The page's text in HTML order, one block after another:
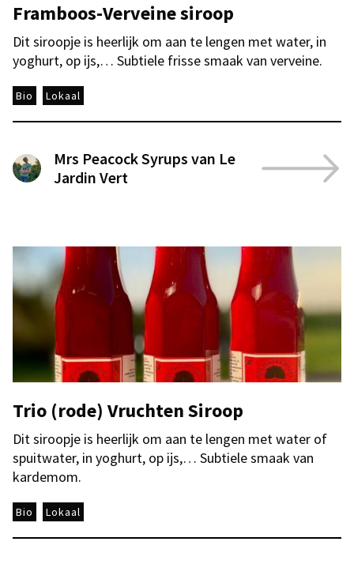
Framboos-Verveine siroop
Dit siroopje is heerlijk om aan te lengen met water, in
yoghurt, op ijs,… Subtiele frisse smaak van verveine.
Bio Lokaal
Mrs Peacock Syrups van Le
Jardin Vert
Trio (rode) Vruchten Siroop
Dit siroopje is heerlijk om aan te lengen met water of
spuitwater, in yoghurt, op ijs,… Subtiele smaak van
kardemom.
Bio Lokaal